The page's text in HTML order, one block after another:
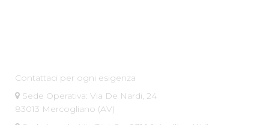
Contattaci per ogni esigenza
Sede Operativa: Via De Nardi, 24
83013 Mercogliano (AV)